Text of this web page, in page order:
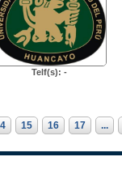
Telf(s): -
15 16 17 ...